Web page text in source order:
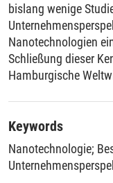
bislang wenige
Nanotechnologien
Schließung dieser
Hamburgische
allgemeine Angaben über die Unternehmen, Daten zu
spezifischen
Unternehmer
im
Keywords
Nanotechnologie;